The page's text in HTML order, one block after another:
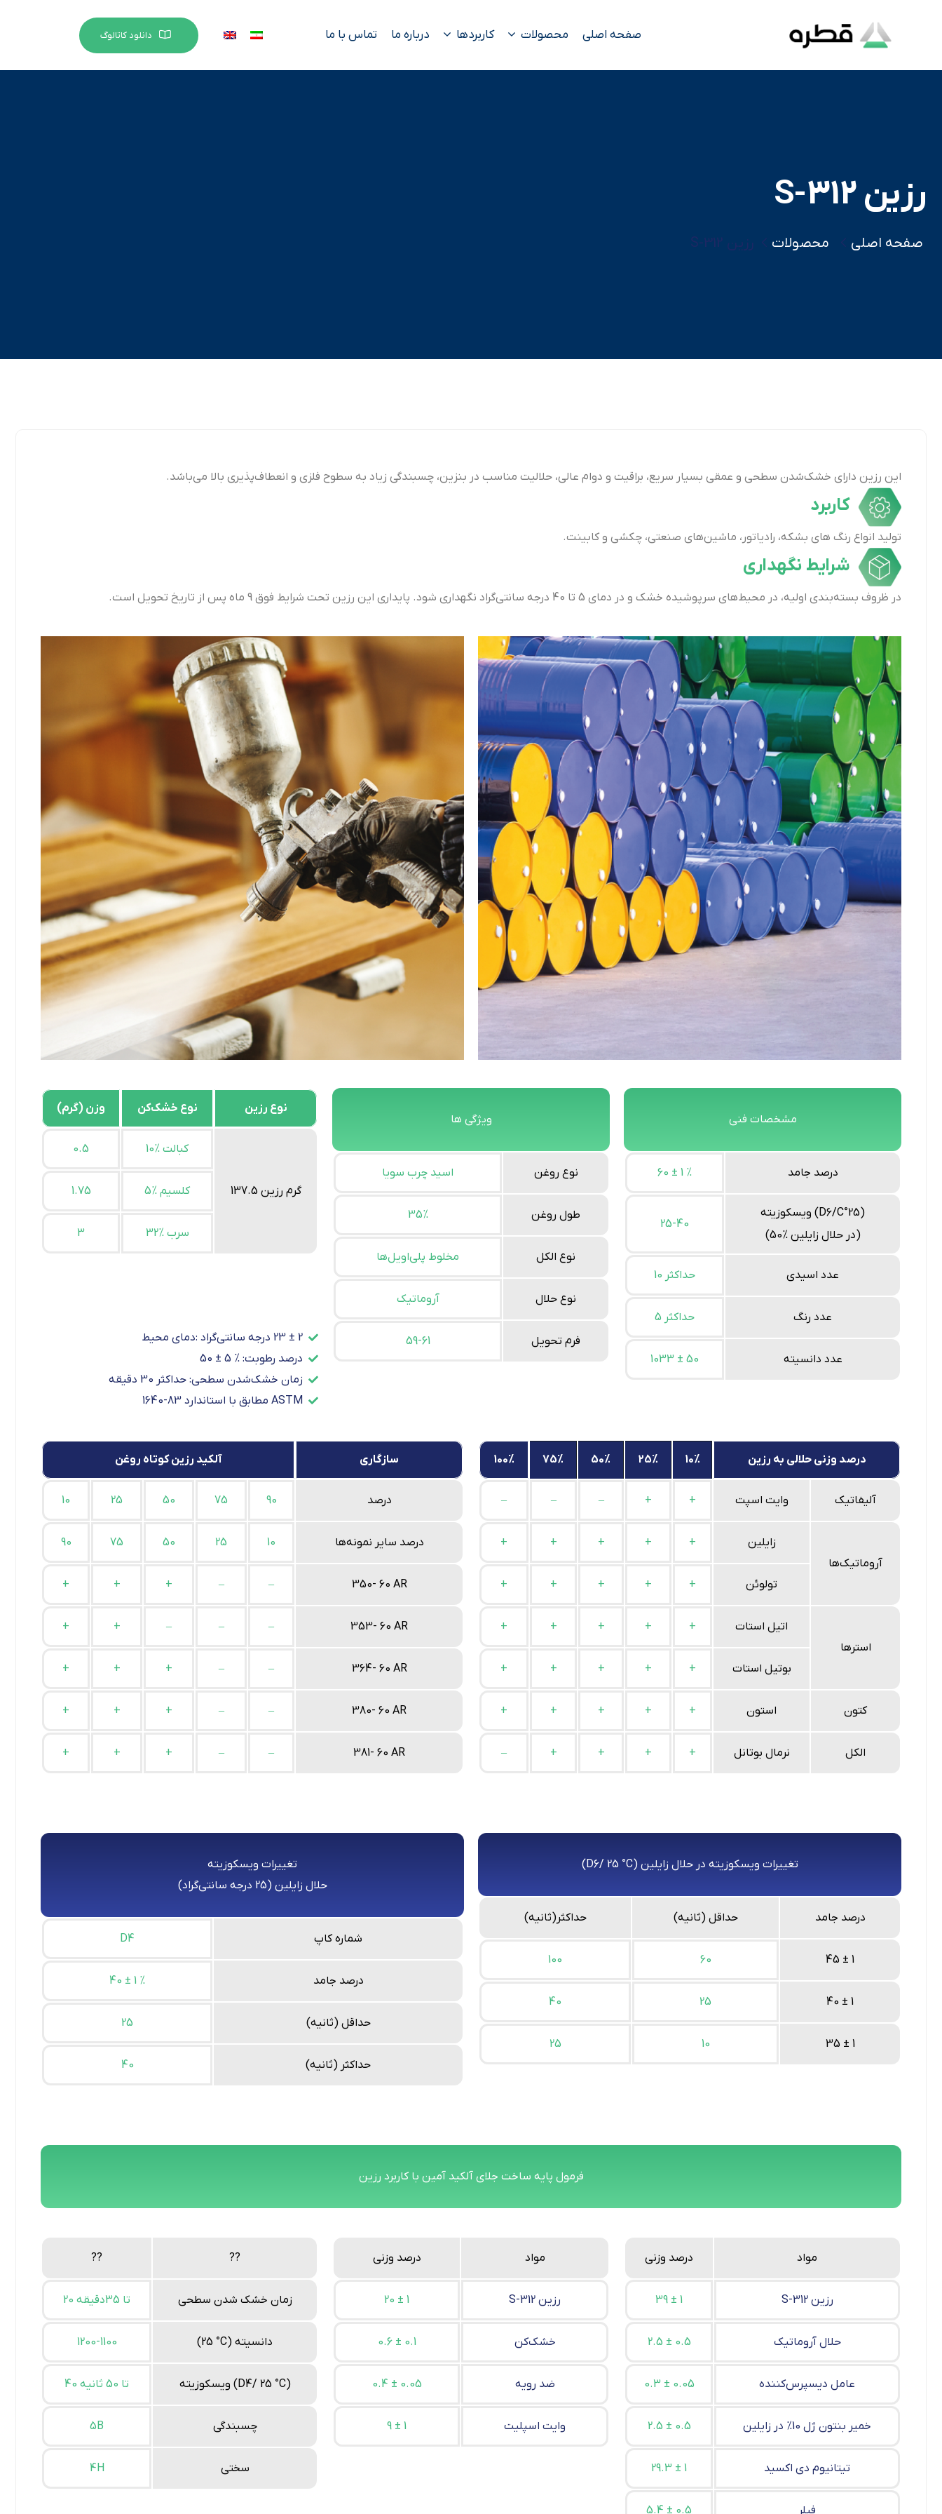
صفحه اصلی محصولات کاربردها درباره ما تماس با ما دانلود کاتالوگ
رزین S-312
صفحه اصلی محصولات رزین S-312
این رزین دارای خشک‌شدن سطحی و عمقی بسیار سریع، براقیت و دوام عالی، حلالیت مناسب در بنزین، چسبندگی زیاد به سطوح فلزی و انعطاف‌پذیری بالا می‌باشد.
کاربرد
تولید انواع رنگ های بشکه، رادیاتور، ماشین‌های صنعتی، چکشی و کابینت.
شرایط نگهداری
در ظروف بسته‌بندی اولیه، در محیط‌های سرپوشیده خشک و در دمای 5 تا 40 درجه سانتی‌گراد نگهداری شود. پایداری این رزین تحت شرایط فوق 9 ماه پس از تاریخ تحویل است.
مشخصات فنی
درصد جامد 60 ± 1 %
ویسکوزیته (D6/C°25)
(50% در حلال زایلین)
25-40
عدد اسیدی حداکثر 10
عدد رنگ حداکثر 5
عدد دانسیته 1033 ± 50
ویژگی ها
نوع روغن اسید چرب سویا
طول روغن 35%
نوع الکل مخلوط پلی‌اویل‌ها
نوع حلال آروماتیک
فرم تحویل 59-61
نوع رزین نوع خشک‌کن وزن (گرم)
137.5 گرم رزین
کبالت %10 0.5
کلسیم %5 1.75
سرب %32 3
2 ± 23 درجه سانتی‌گراد :دمای محیط
درصد رطوبت: % 5 ± 50
زمان خشک‌شدن سطحی: حداکثر 30 دقیقه
ASTM مطابق با استاندارد 83-1640
درصد وزنی حلالی به رزین 10%
25%
50%
75%
100%
آلیفاتیک وایت اسپت +
+
–
–
–
آروماتیک‌ها
زایلین +
+
+
+
+
تولوئن +
+
+
+
+
استرها
اتیل استات +
+
+
+
+
بوتیل استات +
+
+
+
+
کتون استون +
+
+
+
+
الکل نرمال بوتانل +
+
+
+
–
سازگاری آلکید رزین‌ کوتاه روغن
درصد 90
75
50
25
10
درصد سایر نمونه‌ها 10
25
50
75
90
350- 60 AR
–
–
+
+
+
353- 60 AR
–
–
–
+
+
364- 60 AR
–
–
+
+
+
380- 60 AR
–
–
+
+
+
381- 60 AR
–
–
+
+
+
تغییرات ویسکوزیته در حلال زایلین (D6/ 25 °C)
درصد جامد حداقل (ثانیه) حداکثر(ثانیه)
45 ± 1
60
100
40 ± 1
25
40
35 ± 1
10
25
تغییرات ویسکوزیته
حلال زایلین (25 درجه سانتی‌گراد)
شماره کاپ D4
درصد جامد 40 ± 1 %
حداقل (ثانیه) 25
حداکثر (ثانیه) 40
فرمول پایه ساخت جلای آلکید آمین با کاربرد رزین
مواد درصد وزنی
S-312 رزین 39 ± 1
حلال آروماتیک 2.5 ± 0.5
عامل دیسپرس‌کننده 0.3 ± 0.05
خمیر بنتون ژل 10% در زایلین 2.5 ± 0.5
تیتانیوم دی اکسید 29.3 ± 1
فیلر 5.4 ± 0.5
مواد درصد وزنی
S-312 رزین 20 ± 1
خشک‌کن 0.6 ± 0.1
ضد رویه 0.4 ± 0.05
وایت اسپلیت 9 ± 1
??
??
زمان خشک شدن سطحی 20 تا 35دقیقه
(25 °C) دانسیته 1200-1100
ویسکوزیته (D4/ 25 °C) 40 تا 50 ثانیه
چسبندگی 5B
سختی 4H